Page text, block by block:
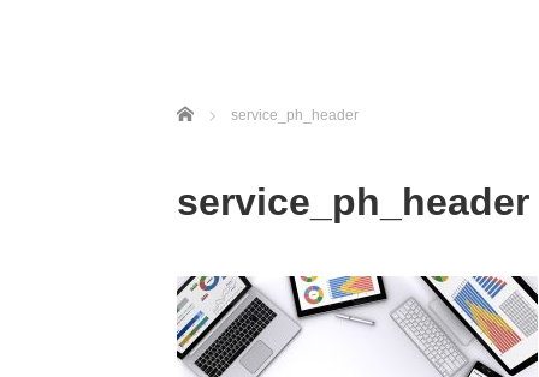
ホーム service_ph_header
service_ph_header